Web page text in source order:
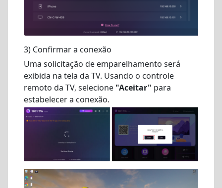
3) Confirmar a conexão
Uma solicitação de emparelhamento será
exibida na tela da TV. Usando o controle
remoto da TV, selecione "Aceitar" para
estabelecer a conexão.